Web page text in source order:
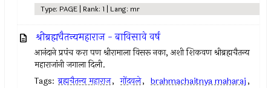
Type: PAGE | Rank: 1 | Lang: mr
श्रीब्रह्मचैतन्यमहाराज - बाविसावे वर्ष
आनंदाने प्रपंच करा पण श्रीरामाला विसरू नका, अशी शिकवण श्रीब्रह्मचैतन्य
महाराजांनी जगाला दिली.
Tags: ब्रह्मचैतन्य महाराज, गोंदवले, brahmachaitnya maharaj,